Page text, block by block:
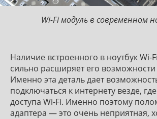
Wi-Fi модуль в современном
Наличие встроенного в ноутбук Wi-
сильно расширяет его
Именно эта деталь дает
подключаться к интернету везде,
доступа Wi-Fi. Именно поэтому
адаптера — это очень неприятная,